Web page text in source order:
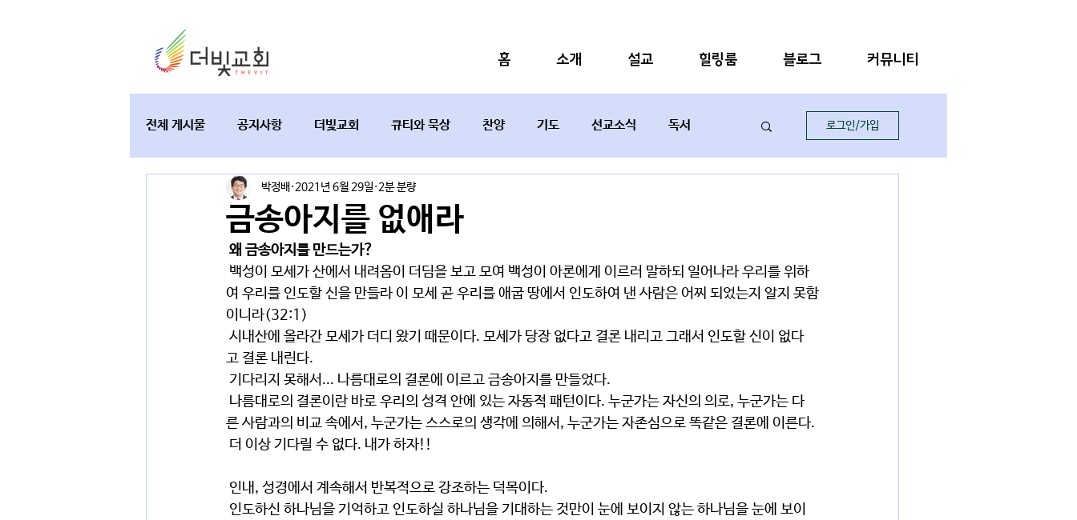
홈 소개 설교 힐링룸 블로그 커뮤니티
전체 게시물 공지사항 더빛교회 큐티와 묵상 찬양 기도 선교소식 독서
교육과 테필린 토요가정예배 설교요약
로그인/가입
금송아지를 없애라
박정배 2021년 6월 29일 2분 분량
왜 금송아지를 만드는가?
여 우리를 인도할 신을 만들라 이 모세 곧 우리를 애굽 땅에서 인도하여 낸 사람은 어찌 되었는지 알지 못함
이니라(32:1)
고 결론 내린다.
기다리지 못해서... 나름대로의 결론에 이르고 금송아지를 만들었다.
른 사람과의 비교 속에서, 누군가는 스스로의 생각에 의해서, 누군가는 자존심으로 똑같은 결론에 이른다.
더 이상 기다릴 수 없다. 내가 하자!!
인내, 성경에서 계속해서 반복적으로 강조하는 덕목이다.